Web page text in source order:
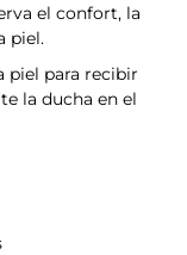
el confort, la
piel.
piel para recibir
la ducha en el